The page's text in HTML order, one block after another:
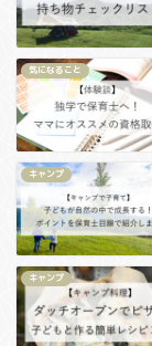
気になること
キャンプ
キャンプ